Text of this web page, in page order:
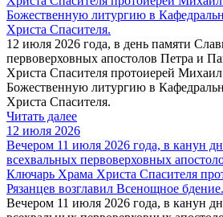
Божественную литургию в
Христа Спасителя.
12 июля 2026 года, в день памяти
первоверховных апостолов Петра и
Христа Спасителя протоиерей
Божественную литургию в
Христа Спасителя.
Читать далее
12 июля 2026
Вечером 11 июля 2026 года, в канун
всехвальных первоверховных
Ключарь Храма Христа Спасителя
Рязанцев возглавил Всенощное бдение.
Вечером 11 июля 2026 года, в канун